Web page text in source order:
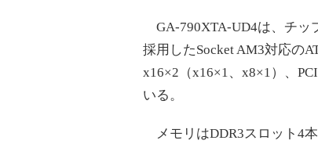
GA-790XTA-UD4は、チッ
採用したSocket AM3対応の
x16×2（x16×1、x8×1）、
いる。
メモリはDDR3スロット4